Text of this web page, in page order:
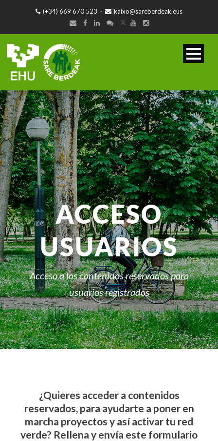
(+34) 669 670 523 · kaixo@sareberdeak.eus
ACCESO
USUARIOS
Acceso a los contenidos reservados para
usuarios registrados
¿Quieres acceder a contenidos
reservados, para ayudarte a poner en
marcha proyectos y así activar tu red
verde? Rellena y envía este formulario